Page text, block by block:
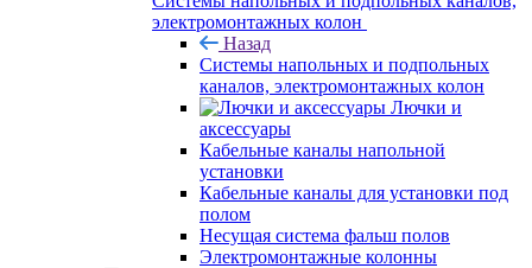
электромонтажных колон
Назад
Системы напольных и подпольных
каналов, электромонтажных колон
Лючки и
аксессуары
Кабельные каналы напольной
установки
Кабельные каналы для установки под
полом
Несущая система фальш полов
Электромонтажные колонны